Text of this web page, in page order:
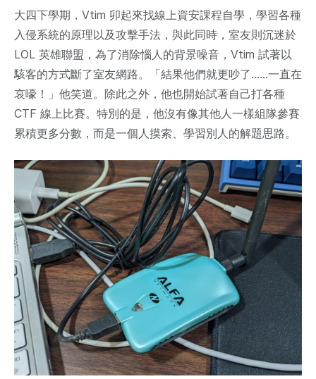
大四下學期，Vtim 卯起來找線上資安課程自學，學習各種
入侵系統的原理以及攻擊手法，與此同時，室友則沉迷於
LOL 英雄聯盟，為了消除惱人的背景噪音，Vtim 試著以
駭客的方式斷了室友網路。「結果他們就更吵了……一直在
哀嚎！」他笑道。除此之外，他也開始試著自己打各種
CTF 線上比賽。特別的是，他沒有像其他人一樣組隊參賽
累積更多分數，而是一個人摸索、學習別人的解題思路。